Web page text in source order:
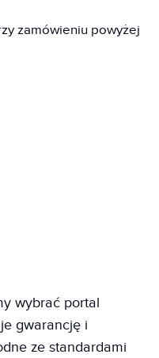
zamówieniu powyżej
wybrać portal
gwarancję i
ze standardami